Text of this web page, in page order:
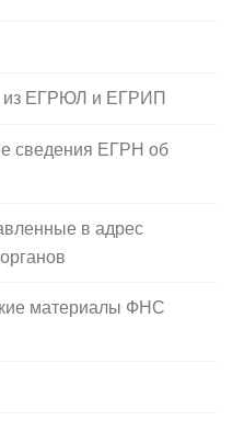
из ЕГРЮЛ и ЕГРИП
сведения ЕГРН об
в адрес
материалы ФНС